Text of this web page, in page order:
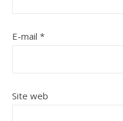
E-mail *
Site web